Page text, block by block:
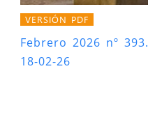
VERSIÓN PDF
Febrero 2026 nº 393.
18-02-26